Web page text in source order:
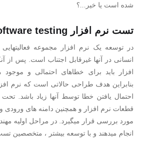
شده است یا خیر...؟
تست نرم افزار software testing
در توسعه یک نرم افزار مجموعه فعالیتهایی
انسانی در آنها غیرقابل اجتناب است. پس از
افزار باید برای خطاهای احتمالی و موجود
بنابراین هدف طراحی حالاتی است که نرم
احتمال یافتن خطا توسط آنها زیاد باشد.
قطعات نرم افزار و همچنین دامنه های ورودی
مورد بررسی قرار میگیرد. در مراحل اولیه
انجام میدهند و با توسعه بیشتر ، متخصصین